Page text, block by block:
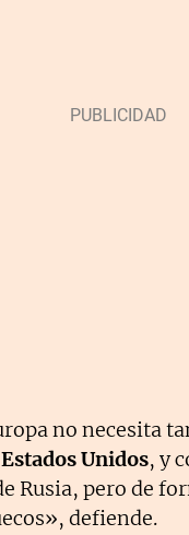
no necesita
Estados Unidos, y
Rusia, pero de
defiende.